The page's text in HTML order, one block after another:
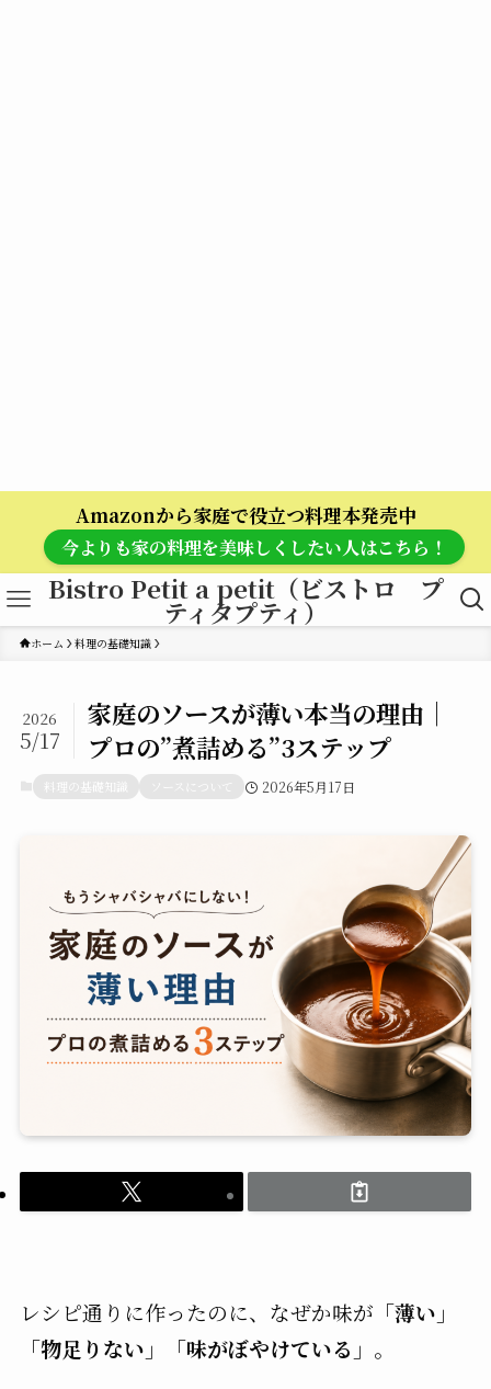
Amazonから家庭で役立つ料理本発売中
今よりも家の料理を美味しくしたい人はこちら！
Bistro Petit a petit（ビストロ プ
ティタプティ）
ホーム 料理の基礎知識
家庭のソースが薄い本当の理由｜
プロの”煮詰める”3ステップ
2026
5/17
料理の基礎知識 ソースについて 2026年5月17日
レシピ通りに作ったのに、なぜか味が 「薄い」
「物足りない」「味がぼやけている」 。